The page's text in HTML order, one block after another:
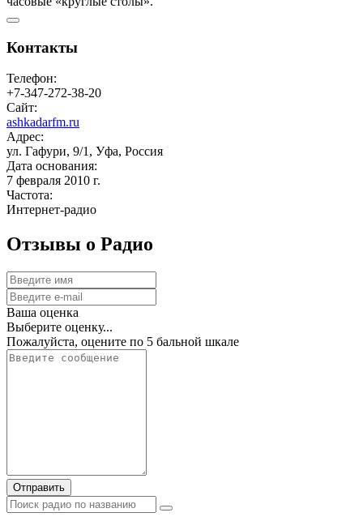
Контакты
Телефон:
+7-347-272-38-20
Сайт:
ashkadarfm.ru
Адрес:
ул. Гафури, 9/1, Уфа, Россия
Дата основания:
7 февраля 2010 г.
Частота:
Интернет-радио
Отзывы о Радио
Ваша оценка
Выберите оценку...
Пожалуйста, оцените по 5 бальной шкале
Отправить